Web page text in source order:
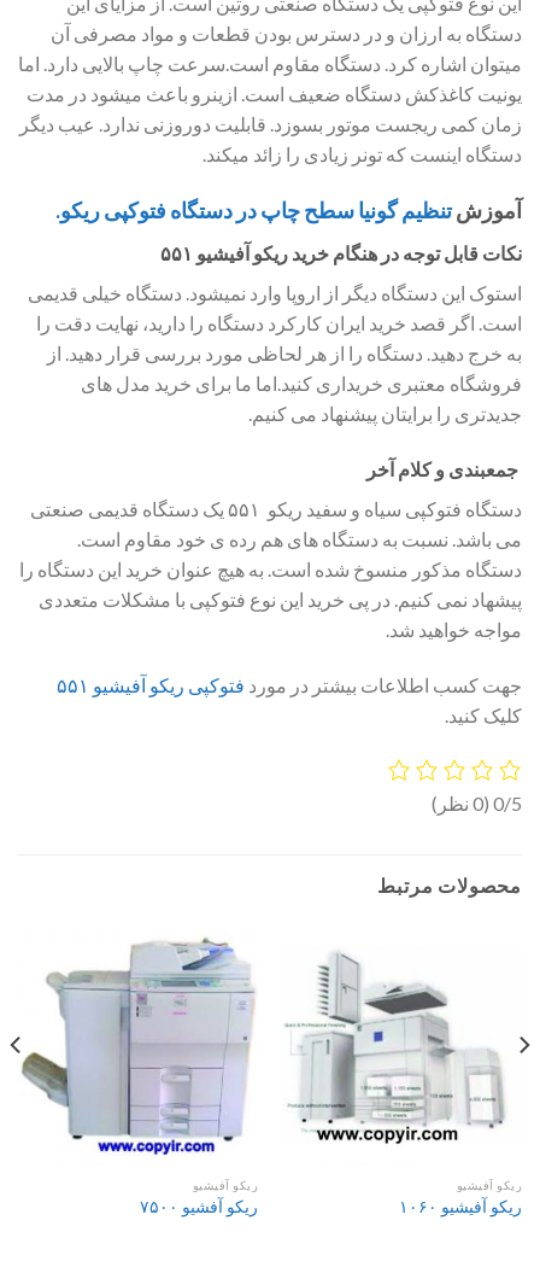
دستگاه به ارزان و در دسترس بودن قطعات و مواد مصرفی آن
میتوان اشاره کرد. دستگاه مقاوم است.سرعت چاپ بالایی دارد. اما
یونیت کاغذکش دستگاه ضعیف است. ازینرو باعث میشود در مدت
زمان کمی ریجست موتور بسوزد. قابلیت دوروزنی ندارد. عیب دیگر
دستگاه اینست که تونر زیادی را زائد میکند.
آموزشتنظیم گونیا سطح چاپ در دستگاه فتوکپی ریکو.
نکات قابل توجه در هنگام خرید ریکو آفیشیو ۵۵۱
استوک این دستگاه دیگر از اروپا وارد نمیشود. دستگاه خیلی قدیمی
است. اگر قصد خرید ایران کارکرد دستگاه را دارید، نهایت دقت را
به خرج دهید. دستگاه را از هر لحاظی مورد بررسی قرار دهید. از
فروشگاه معتبری خریداری کنید.اما ما برای خرید مدل های
جدیدتری را برایتان پیشنهاد می کنیم.
جمعبندی و کلام آخر
دستگاه فتوکپی سیاه و سفید ریکو ۵۵۱ یک دستگاه قدیمی صنعتی
می باشد. نسبت به دستگاه های هم رده ی خود مقاوم است.
دستگاه مذکور منسوخ شده است. به هیچ عنوان خرید این دستگاه را
پیشهاد نمی کنیم. در پی خرید این نوع فتوکپی با مشکلات متعددی
مواجه خواهید شد.
جهت کسب اطلاعات بیشتر در مورد فتوکپی ریکو آفیشیو ۵۵۱
کلیک کنید.
0/5 (0 نظر)
محصولات مرتبط
ریکو آفیشیو
ریکو آفیشیو ۱۰۶۰
ریکو آفیشیو
ریکو آفشیو ۷۵۰۰